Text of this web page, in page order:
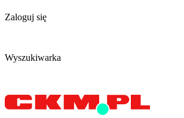
Zaloguj się
Wyszukiwarka